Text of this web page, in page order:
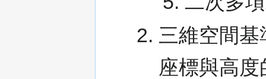
三維空間
座標與高